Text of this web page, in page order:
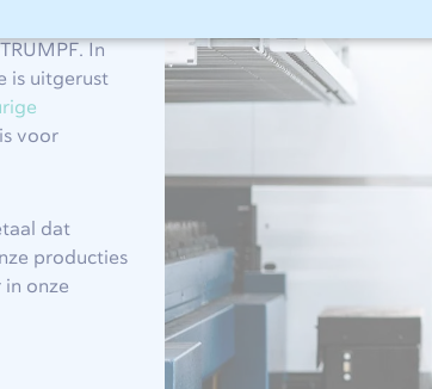
In
is uitgerust
voor
dat
producties
onze